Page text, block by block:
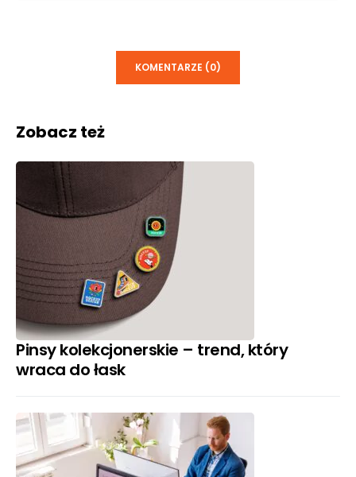
KOMENTARZE (0)
Zobacz też
Pinsy kolekcjonerskie – trend, który
wraca do łask